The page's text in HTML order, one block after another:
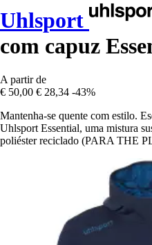
Uhlsport
com capuz
A partir de
€ 50,00 € 28,34 -43%
Mantenha-se quente com estilo.
Uhlsport Essential, uma mistura
poliéster reciclado (PARA THE